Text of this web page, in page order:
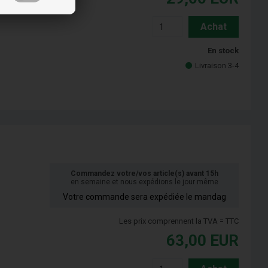
Achat
En stock
Livraison 3-4
Commandez votre/vos article(s) avant 15h
en semaine et nous expédions le jour même
Votre commande sera expédiée le mandag
Les prix comprennent la TVA = TTC
63,00 EUR